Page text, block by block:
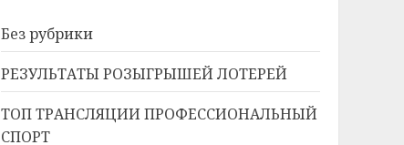
Без рубрики
РЕЗУЛЬТАТЫ РОЗЫГРЫШЕЙ ЛОТЕРЕЙ
ТОП ТРАНСЛЯЦИИ ПРОФЕССИОНАЛЬНЫЙ
СПОРТ